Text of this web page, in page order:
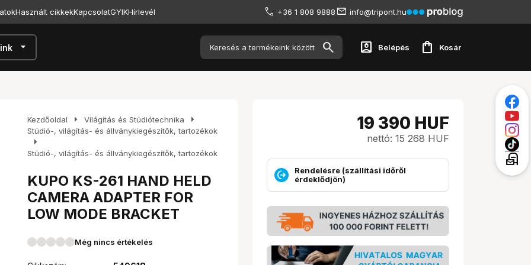
Használt cikkekKapcsolatGYIKHírlevél +36 1 808 9888 info@tripont.hu
arrow_drop_down account_box Belépés shopping_bag Kosár
Kezdőoldal arrow_right Világítás és Stúdiótechnika arrow_right
Stúdió-, világítás- és állványkiegészítők, tartozékok
arrow_right
Stúdió-, világítás- és állványkiegészítők, tartozékok
KUPO KS-261 HAND HELD
CAMERA ADAPTER FOR
LOW MODE BRACKET
Még nincs értékelés
19 390 HUF
nettó: 15 268 HUF
Rendelésre (szállítási időről
érdeklődjön)
local_post_office